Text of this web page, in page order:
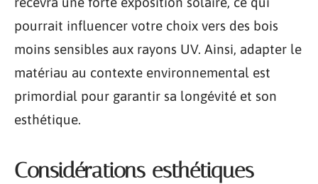
pourrait influencer votre choix vers des bois
moins sensibles aux rayons UV. Ainsi, adapter le
matériau au contexte environnemental est
primordial pour garantir sa longévité et son
esthétique.
Considérations esthétiques